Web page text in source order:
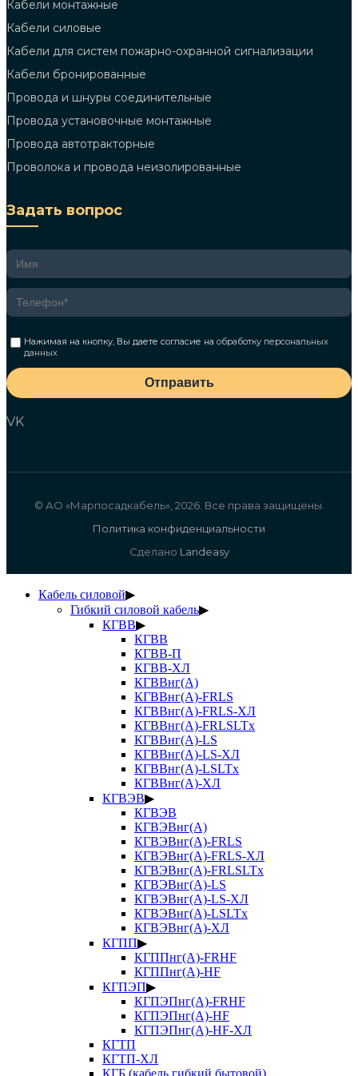
Кабели монтажные
Кабели силовые
Кабели для систем пожарно-охранной сигнализации
Кабели бронированные
Провода и шнуры соединительные
Провода установочные монтажные
Провода автотракторные
Проволока и провода неизолированные
Задать вопрос
Нажимая на кнопку, Вы даете согласие наобработку персональных
данных
Отправить
VK
© АО «Марпосадкабель», 2026. Все права защищены.
Политика конфиденциальности
Сделано Landeasy
Кабель силовой▶
Гибкий силовой кабель▶
КГВВ▶
КГВВ
КГВВ-П
КГВВ-ХЛ
КГВВнг(А)
КГВВнг(А)-FRLS
КГВВнг(А)-FRLS-ХЛ
КГВВнг(А)-FRLSLTx
КГВВнг(А)-LS
КГВВнг(А)-LS-ХЛ
КГВВнг(А)-LSLTx
КГВВнг(А)-ХЛ
КГВЭВ▶
КГВЭВ
КГВЭВнг(А)
КГВЭВнг(А)-FRLS
КГВЭВнг(А)-FRLS-ХЛ
КГВЭВнг(А)-FRLSLTx
КГВЭВнг(А)-LS
КГВЭВнг(А)-LS-ХЛ
КГВЭВнг(А)-LSLTx
КГВЭВнг(А)-ХЛ
КГПП▶
КГППнг(А)-FRHF
КГППнг(А)-HF
КГПЭП▶
КГПЭПнг(А)-FRHF
КГПЭПнг(А)-HF
КГПЭПнг(А)-HF-ХЛ
КГТП
КГТП-ХЛ
КГБ (кабель гибкий бытовой)